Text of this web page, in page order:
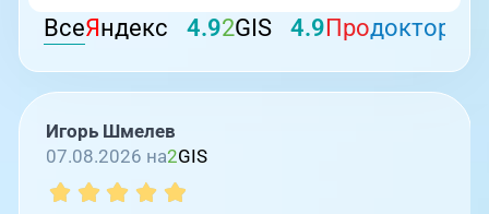
ВсеЯндекс 4.92GIS 4.9Продокторов
Игорь Шмелев
07.08.2026 на2GIS